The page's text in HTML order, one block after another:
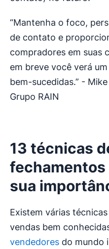
“Mantenha o foco,
de contato e
compradores em suas
em breve você verá
bem-sucedidas.” -
Grupo RAIN
13 técnicas
fechamentos
sua
Existem várias
vendas bem
vendedores do mundo